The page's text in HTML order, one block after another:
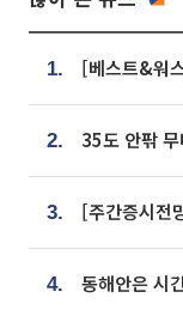
1.
2.
3.
4.